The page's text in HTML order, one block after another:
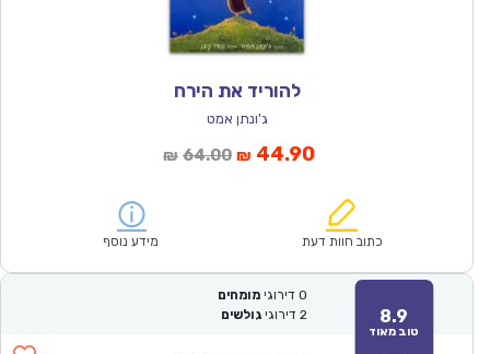
להוריד את הירח
ג'ונתן אמט
₪ 64.00המחיר
₪64.00.
₪ 44.90המחיר
הוא:
כתוב חוות דעת מידע נוסף
8.9
טוב מאוד
0 דירוגי מומחים
2 דירוגי גולשים